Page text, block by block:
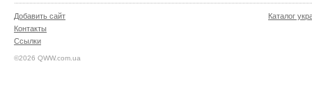
Добавить сайт
Контакты
Ссылки
©2026 QWW.com.ua
Каталог